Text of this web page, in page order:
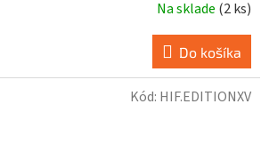
Na sklade (2 ks)
Do košíka
Kód: HIF.EDITIONXV